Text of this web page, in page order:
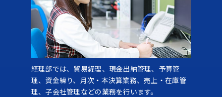
経理部では、貿易経理、現金出納管理、予算管
理、資金繰り、月次・本決算業務、売上・在庫管
理、子会社管理などの業務を行います。